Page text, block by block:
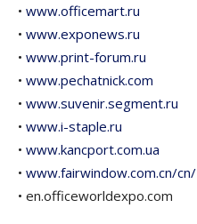
• www.officemart.ru
• www.exponews.ru
• www.print-forum.ru
• www.pechatnick.com
• www.suvenir.segment.ru
• www.i-staple.ru
• www.kancport.com.ua
• www.fairwindow.com.cn/cn/
• en.officeworldexpo.com